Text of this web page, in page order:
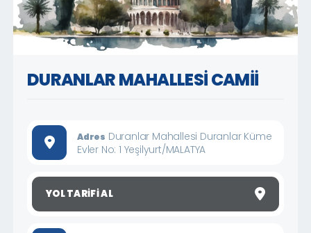
DURANLAR MAHALLESİ CAMİİ
Adres Duranlar Mahallesi Duranlar Küme
Evler No: 1 Yeşilyurt/MALATYA
YOL TARIFI AL